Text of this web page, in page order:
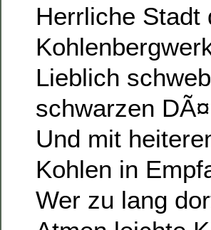
Herrliche Stadt
Lieblich
schwarzen
Und mit
Kohlen in
Wer zu lang